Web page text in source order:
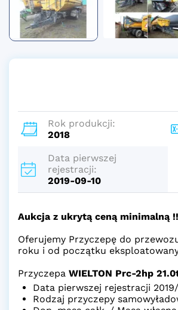
Rok produkcji:
2018
Data pierwszej
rejestracji:
2019-09-10
Aukcja z ukrytą ceną minimalną
Oferujemy Przyczepę do
roku i od początku
Przyczepa WIELTON Prc-2hp
Data pierwszej rejestracji
Rodzaj przyczepy